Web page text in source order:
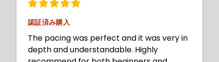
認証済み購入
The pacing was perfect and it was very in
depth and understandable. Highly